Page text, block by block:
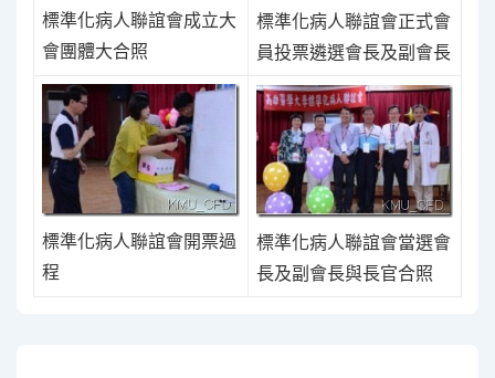
標準化病人聯誼會成立大
會團體大合照
標準化病人聯誼會正式會
員投票遴選會長及副會長
標準化病人聯誼會開票過
程
標準化病人聯誼會當選會
長及副會長與長官合照